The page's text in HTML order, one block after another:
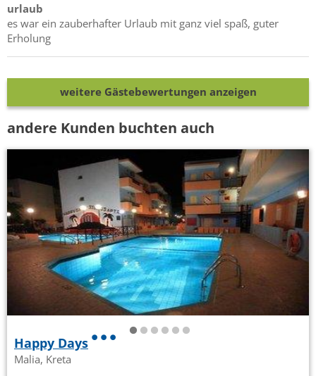
urlaub
es war ein zauberhafter Urlaub mit ganz viel spaß, guter
Erholung
weitere Gästebewertungen anzeigen
andere Kunden buchten auch
Happy Days
Malia, Kreta